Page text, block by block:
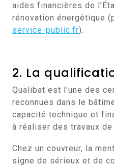
aides financières de
rénovation énergétique
service-public.fr).
2. La
Qualibat est l’une des
reconnues dans le
capacité technique et
à réaliser des travaux de
Chez un couvreur, la
signe de sérieux et de